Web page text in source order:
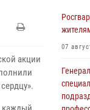
акции
07